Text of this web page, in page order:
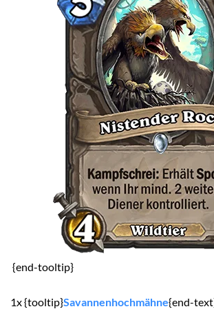
{end-tooltip}
1x {tooltip}Savannenhochmähne{end-